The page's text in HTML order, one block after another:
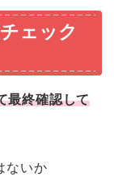
ェック
最終確認して
ないか